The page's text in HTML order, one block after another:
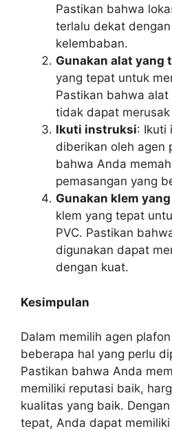
Pastikan bahwa
terlalu dekat
kelembaban.
Gunakan alat yang
yang tepat untuk
Pastikan bahwa
tidak dapat merusak
Ikuti instruksi: Ikuti
diberikan oleh agen
bahwa Anda
pemasangan yang
Gunakan klem
klem yang tepat
PVC. Pastikan
digunakan dapat
dengan kuat.
Kesimpulan
Dalam memilih agen
beberapa hal yang perlu
Pastikan bahwa Anda
memiliki reputasi baik,
kualitas yang baik.
tepat, Anda dapat memiliki